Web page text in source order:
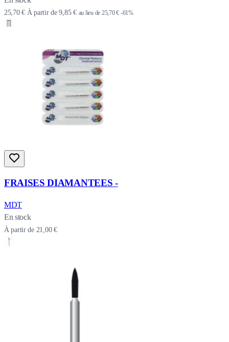
25,70 € À partir de 9,85 € au lieu de 25,70 € -61%
FRAISES DIAMANTEES -
MDT
En stock
À partir de 21,00 €